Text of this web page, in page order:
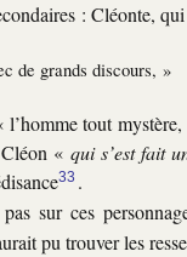
: Cléonte,
de grands discours, »
l’homme tout
« qui s’est fait
33 .
sur ces
pu trouver les